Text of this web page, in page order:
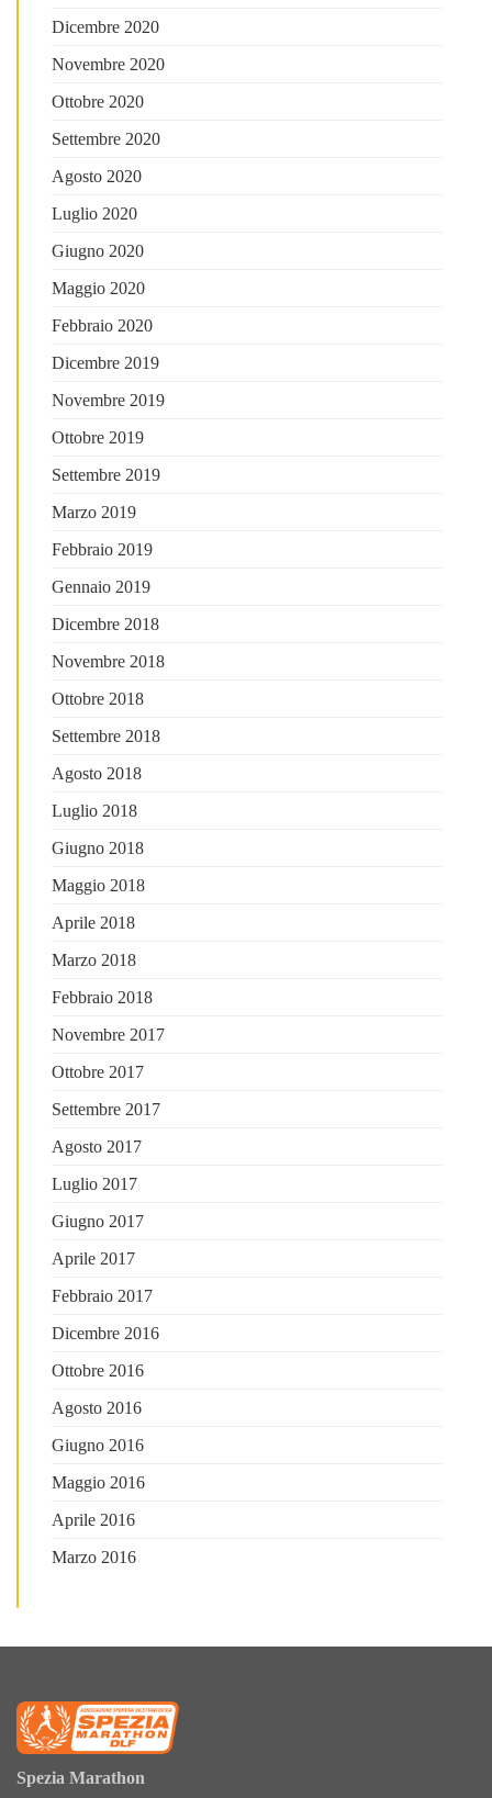
Dicembre 2020
Novembre 2020
Ottobre 2020
Settembre 2020
Agosto 2020
Luglio 2020
Giugno 2020
Maggio 2020
Febbraio 2020
Dicembre 2019
Novembre 2019
Ottobre 2019
Settembre 2019
Marzo 2019
Febbraio 2019
Gennaio 2019
Dicembre 2018
Novembre 2018
Ottobre 2018
Settembre 2018
Agosto 2018
Luglio 2018
Giugno 2018
Maggio 2018
Aprile 2018
Marzo 2018
Febbraio 2018
Novembre 2017
Ottobre 2017
Settembre 2017
Agosto 2017
Luglio 2017
Giugno 2017
Aprile 2017
Febbraio 2017
Dicembre 2016
Ottobre 2016
Agosto 2016
Giugno 2016
Maggio 2016
Aprile 2016
Marzo 2016
Spezia Marathon